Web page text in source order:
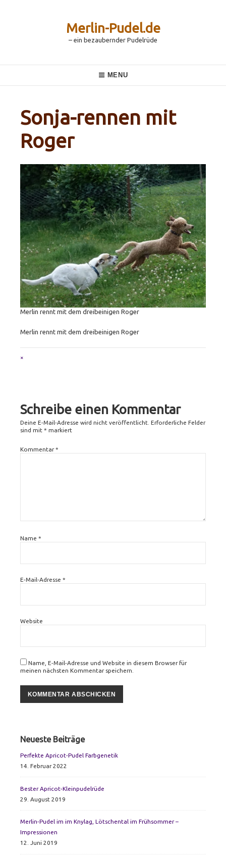
Merlin-Pudel.de
– ein bezaubernder Pudelrüde
Navigation
MENU
Sonja-rennen mit
Roger
Merlin rennt mit dem dreibeinigen Roger
Merlin rennt mit dem dreibeinigen Roger
Full
×
Schreibe einen Kommentar
Deine E-Mail-Adresse wird nicht veröffentlicht. Erforderliche Felder
sind mit * markiert
Kommentar*
Name *
E-Mail-Adresse *
Website
Name, E-Mail-Adresse und Website in diesem Browser für
meinen nächsten Kommentar speichern.
Primary
Sidebar
Neueste Beiträge
Perfekte Apricot-Pudel Farbgenetik
14. Februar 2022
Bester Apricot-Kleinpudelrüde
29. August 2019
Merlin-Pudel im im Knylag, Lötschental im Frühsommer –
Impressionen
12. Juni 2019